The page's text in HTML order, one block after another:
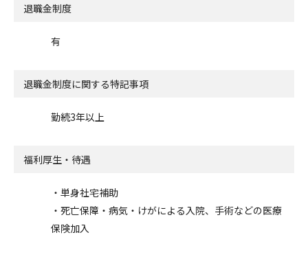
退職金制度
有
退職金制度に関する特記事項
勤続3年以上
福利厚生・待遇
・単身社宅補助
・死亡保障・病気・けがによる入院、手術などの医療
保険加入